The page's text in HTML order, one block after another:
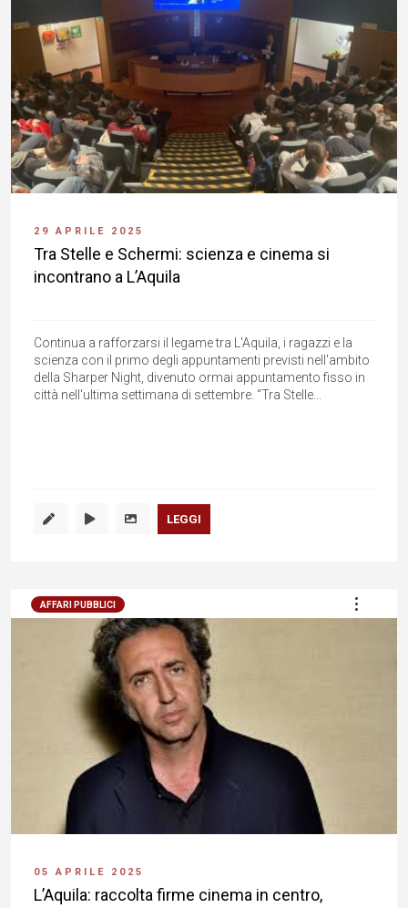
29 APRILE 2025
Tra Stelle e Schermi: scienza e cinema si
incontrano a L’Aquila
Continua a rafforzarsi il legame tra L'Aquila, i ragazzi e la
scienza con il primo degli appuntamenti previsti nell'ambito
della Sharper Night, divenuto ormai appuntamento fisso in
città nell'ultima settimana di settembre. “Tra Stelle...
LEGGI
AFFARI PUBBLICI
05 APRILE 2025
L’Aquila: raccolta firme cinema in centro,